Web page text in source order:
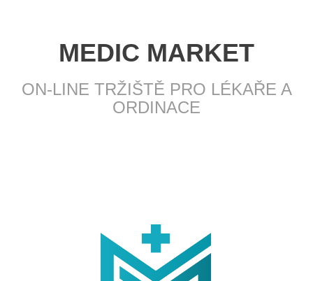
MEDIC MARKET
ON-LINE TRŽIŠTĚ PRO LÉKAŘE A
ORDINACE